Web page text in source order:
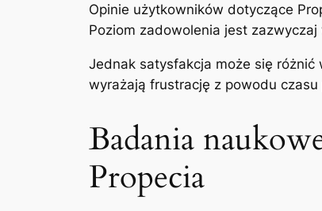
Opinie użytkowników dotyczące
Poziom zadowolenia jest
Jednak satysfakcja może się
wyrażają frustrację z powodu
Badania
Propecia